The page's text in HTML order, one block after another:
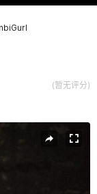
(暂无评分)